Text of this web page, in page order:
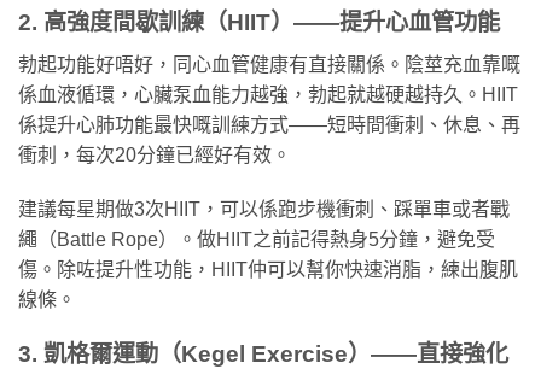
2. 高強度間歇訓練（HIIT）——提升心血管功能
勃起功能好唔好，同心血管健康有直接關係。陰莖充血靠嘅
係血液循環，心臟泵血能力越強，勃起就越硬越持久。HIIT
係提升心肺功能最快嘅訓練方式——短時間衝刺、休息、再
衝刺，每次20分鐘已經好有效。
建議每星期做3次HIIT，可以係跑步機衝刺、踩單車或者戰
繩（Battle Rope）。做HIIT之前記得熱身5分鐘，避免受
傷。除咗提升性功能，HIIT仲可以幫你快速消脂，練出腹肌
線條。
3. 凱格爾運動（Kegel Exercise）——直接強化